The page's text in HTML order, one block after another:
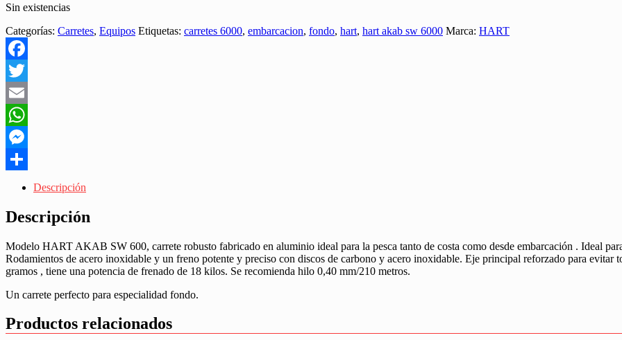
Sin existencias
Categorías: Carretes, Equipos Etiquetas: carretes 6000, embarcacion, fondo, hart, hart akab sw 6000 Marca: HART
Facebook
Twitter
Email
WhatsApp
Messenger
Descripción
Descripción
Modelo HART AKAB SW 600, carrete robusto fabricado en aluminio ideal para la pesca tanto de costa como desde embarcación . Ideal
Rodamientos de acero inoxidable y un freno potente y preciso con discos de carbono y acero inoxidable. Eje principal reforzado para evitar
gramos , tiene una potencia de frenado de 18 kilos. Se recomienda hilo 0,40 mm/210 metros.
Un carrete perfecto para especialidad fondo.
Productos relacionados